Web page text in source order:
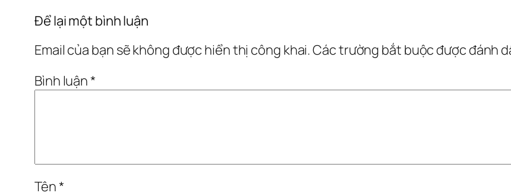
Để lại một bình luận
Email của bạn sẽ không được hiển thị công khai.Các trường bắt buộc được đánh
Bình luận*
Tên*